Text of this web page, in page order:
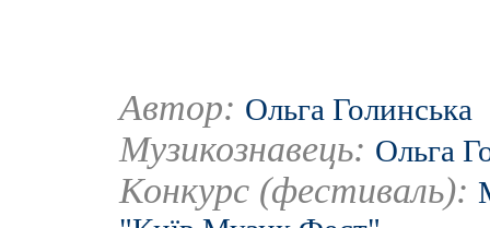
Автор: Ольга Голинська
Музикознавець: Ольга
Конкурс (фестиваль):